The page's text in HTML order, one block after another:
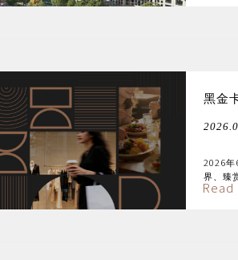
黑金
2026年
界、臻
Read